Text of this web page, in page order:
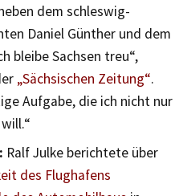
dem schleswig-
Daniel Günther und dem
bleibe Sachsen treu“,
„Sächsischen Zeitung“.
Aufgabe, die ich nicht nur
Ralf Julke berichtete über
des Flughafens